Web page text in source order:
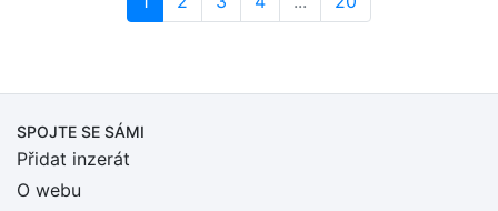
SPOJTE SE SÁMI
Přidat inzerát
O webu